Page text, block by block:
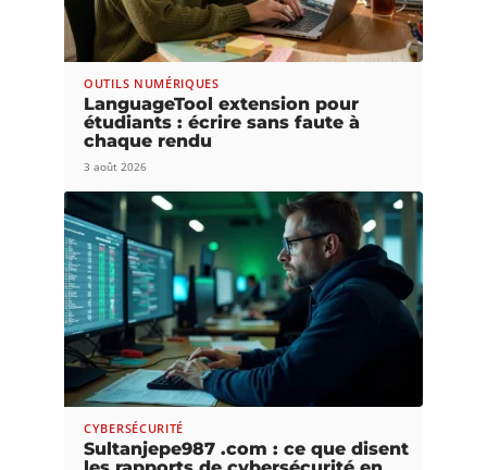
OUTILS NUMÉRIQUES
LanguageTool extension pour
étudiants : écrire sans faute à
chaque rendu
3 août 2026
CYBERSÉCURITÉ
Sultanjepe987 .com : ce que disent